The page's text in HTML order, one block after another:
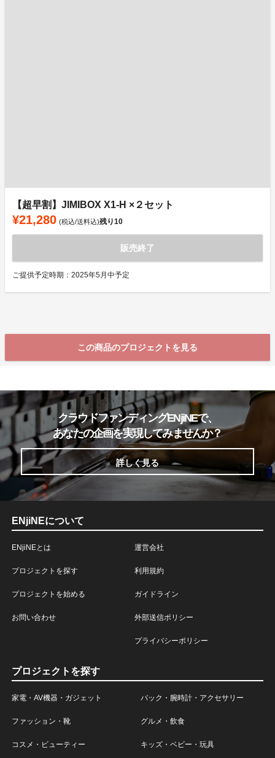
【超早割】JIMIBOX X1-H ×２セット
¥21,280 (税込/送料込)残り10
販売終了
ご提供予定時期：2025年5月中予定
この商品のプロジェクトを見る
クラウドファンディングENjiNEで、
あなたの企画を実現してみませんか？
詳しく見る
ENjiNEについて
ENjiNEとは
プロジェクトを探す
プロジェクトを始める
お問い合わせ
運営会社
利用規約
ガイドライン
外部送信ポリシー
プライバシーポリシー
プロジェクトを探す
家電・AV機器・ガジェット バック・腕時計・アクセサリー
ファッション・靴 グルメ・飲食
コスメ・ビューティー キッズ・ベビー・玩具